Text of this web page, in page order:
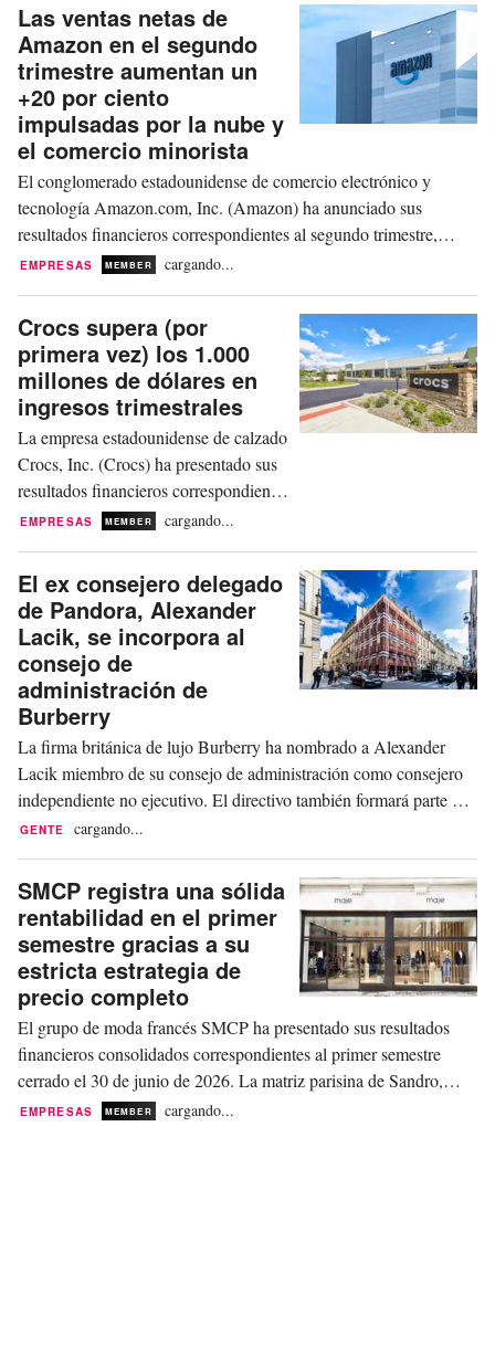
Las ventas netas de
Amazon en el segundo
trimestre aumentan un
+20 por ciento
impulsadas por la nube y
el comercio minorista
El conglomerado estadounidense de comercio electrónico y
tecnología Amazon.com, Inc. (Amazon) ha anunciado sus
resultados financieros correspondientes al segundo trimestre,
cerrado el 30 de junio de 2026. Las ventas netas del grupo, con
200.600 millones de dólares, frente a los 167.700...
EMPRESAS MEMBER cargando...
Crocs supera (por
primera vez) los 1.000
millones de dólares en
ingresos trimestrales
La empresa estadounidense de calzado
Crocs, Inc. (Crocs) ha presentado sus
resultados financieros correspondientes
al segundo trimestre cerrado el 30 de
ciento, o un +2 por ciento en divisa
constante, hasta alcanzar los 1.180
millones de dólares. El crecimiento ha
estado liderado...
EMPRESAS MEMBER cargando...
El ex consejero delegado
de Pandora, Alexander
Lacik, se incorpora al
consejo de
administración de
Burberry
La firma británica de lujo Burberry ha nombrado a Alexander
Lacik miembro de su consejo de administración como consejero
independiente no ejecutivo. El directivo también formará parte del
comité de nombramientos, con efectos a partir del 1 de septiembre
internacional en marcas de...
GENTE cargando...
SMCP registra una sólida
rentabilidad en el primer
semestre gracias a su
estricta estrategia de
precio completo
El grupo de moda francés SMCP ha presentado sus resultados
financieros consolidados correspondientes al primer semestre
cerrado el 30 de junio de 2026. La matriz parisina de Sandro,
Maje, Claudie Pierlot y Fursac ha registrado unas ventas netas de
EMPRESAS MEMBER cargando...